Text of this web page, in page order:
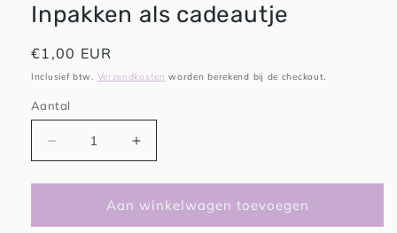
Inpakken als cadeautje
Normale
prijs
€1,00 EUR
Inclusief btw. Verzendkosten worden berekend bij de checkout.
Aantal
Aantal
verlagen
voor
Inpakken
als
Aantal
verhogen
voor
Inpakken
als
Aan winkelwagen toevoegen